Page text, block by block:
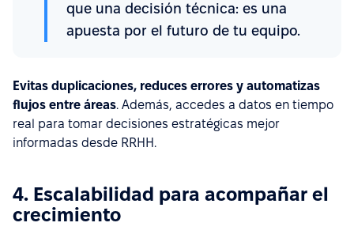
que una decisión técnica: es una
apuesta por el futuro de tu equipo.
Evitas duplicaciones, reduces errores y automatizas
flujos entre áreas. Además, accedes a datos en tiempo
real para tomar decisiones estratégicas mejor
informadas desde RRHH.
4. Escalabilidad para acompañar el
crecimiento